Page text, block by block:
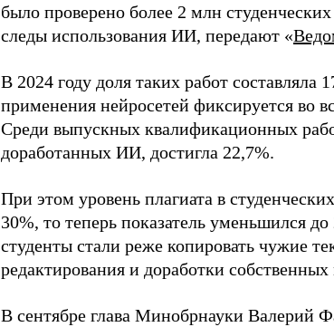
было проверено более 2 млн
следы использования ИИ, передают «
В 2024 году доля таких работ составляла
применения нейросетей фиксируется во
Среди выпускных квалификационных
доработанных ИИ, достигла 22,7%.
При этом уровень плагиата в
30%, то теперь показатель уменьшился
студенты стали реже копировать чужие
редактирования и доработки собственных
В сентябре глава Минобрнауки Валерий